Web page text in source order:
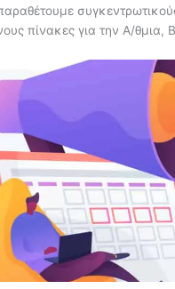
πίνακες για την Α/θμια,